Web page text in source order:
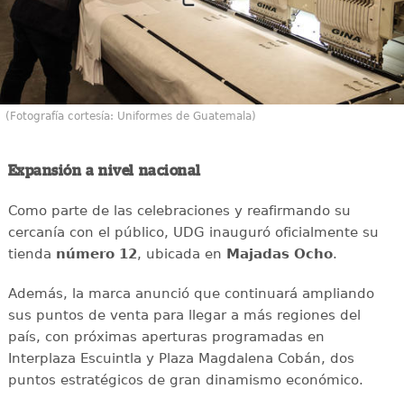
(Fotografía cortesía: Uniformes de Guatemala)
Expansión a nivel nacional
Como parte de las celebraciones y reafirmando su
cercanía con el público, UDG inauguró oficialmente su
tienda número 12, ubicada en Majadas Ocho.
Además, la marca anunció que continuará ampliando
sus puntos de venta para llegar a más regiones del
país, con próximas aperturas programadas en
Interplaza Escuintla y Plaza Magdalena Cobán, dos
puntos estratégicos de gran dinamismo económico.